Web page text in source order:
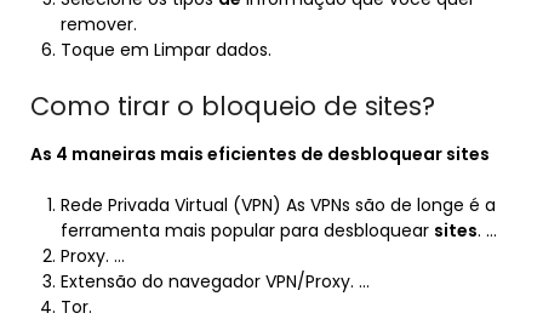
remover.
Toque em Limpar dados.
Como tirar o bloqueio de sites?
As 4 maneiras mais eficientes de desbloquear sites
Rede Privada Virtual (VPN) As VPNs são de longe é a
ferramenta mais popular para desbloquear sites. …
Proxy. …
Extensão do navegador VPN/Proxy. …
Tor.